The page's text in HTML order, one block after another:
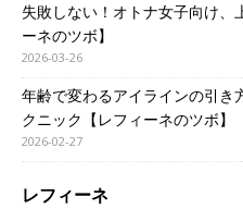
失敗しない！オトナ女子向け、
ーネのツボ】
2026-03-26
年齢で変わるアイラインの引き
クニック【レフィーネのツボ】
2026-02-27
レフィーネ